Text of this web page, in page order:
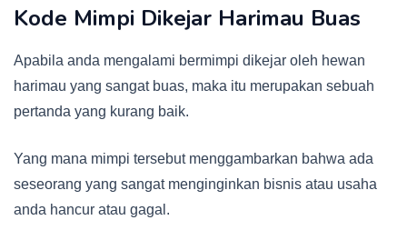
Kode Mimpi Dikejar Harimau Buas
Apabila anda mengalami bermimpi dikejar oleh hewan
harimau yang sangat buas, maka itu merupakan sebuah
pertanda yang kurang baik.
Yang mana mimpi tersebut menggambarkan bahwa ada
seseorang yang sangat menginginkan bisnis atau usaha
anda hancur atau gagal.